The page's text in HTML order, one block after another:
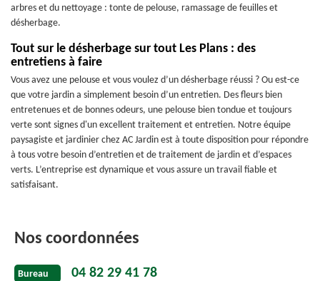
arbres et du nettoyage : tonte de pelouse, ramassage de feuilles et
désherbage.
Tout sur le désherbage sur tout Les Plans : des
entretiens à faire
Vous avez une pelouse et vous voulez d’un désherbage réussi ? Ou est-ce
que votre jardin a simplement besoin d’un entretien. Des fleurs bien
entretenues et de bonnes odeurs, une pelouse bien tondue et toujours
verte sont signes d'un excellent traitement et entretien. Notre équipe
paysagiste et jardinier chez AC Jardin est à toute disposition pour répondre
à tous votre besoin d’entretien et de traitement de jardin et d’espaces
verts. L’entreprise est dynamique et vous assure un travail fiable et
satisfaisant.
Nos coordonnées
Bureau 04 82 29 41 78